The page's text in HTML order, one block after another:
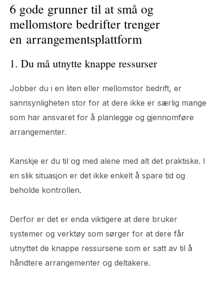
6 gode grunner til at små og
mellomstore bedrifter trenger
en arrangementsplattform
1. Du må utnytte knappe ressurser
Jobber du i en liten eller mellomstor bedrift, er
sannsynligheten stor for at dere ikke er særlig mange
som har ansvaret for å planlegge og gjennomføre
arrangementer.
Kanskje er du til og med alene med alt det praktiske. I
en slik situasjon er det ikke enkelt å spare tid og
beholde kontrollen.
Derfor er det er enda viktigere at dere bruker
systemer og verktøy som sørger for at dere får
utnyttet de knappe ressursene som er satt av til å
håndtere arrangementer og deltakere.